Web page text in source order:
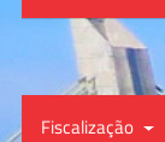
Fiscalização